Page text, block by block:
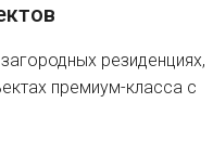
резиденциях,
премиум-класса с